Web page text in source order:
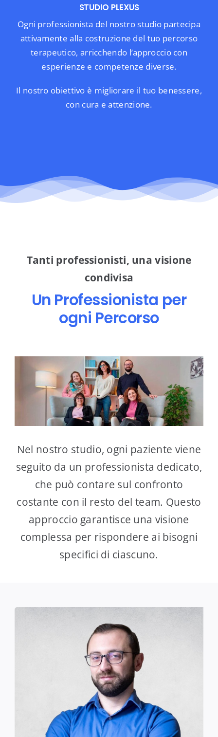
Eventi
STUDIO PLEXUS
Ogni professionista del nostro studio partecipa
attivamente alla costruzione del tuo percorso
terapeutico, arricchendo l’approccio con
esperienze e competenze diverse.
Il nostro obiettivo è migliorare il tuo benessere,
con cura e attenzione.
Tanti professionisti, una visione
condivisa
Un Professionista per
ogni Percorso
Nel nostro studio, ogni paziente viene
seguito da un professionista dedicato,
che può contare sul confronto
costante con il resto del team. Questo
approccio garantisce una visione
complessa per rispondere ai bisogni
specifici di ciascuno.